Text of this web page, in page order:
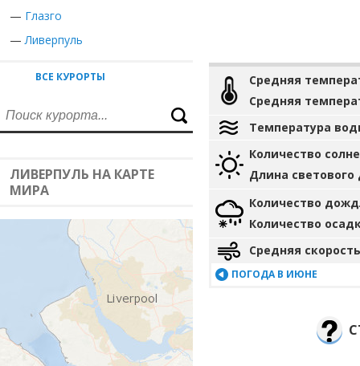
— Глазго
—Ливерпуль
ВСЕ КУРОРТЫ
ЛИВЕРПУЛЬ НА КАРТЕ
МИРА
Средняя
Средняя
Температура
Количество
Длина светового
Количество
Количество
Средняя
ПОГОДА В ИЮНЕ